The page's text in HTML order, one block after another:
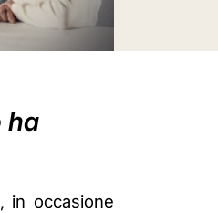
ha
in occasione